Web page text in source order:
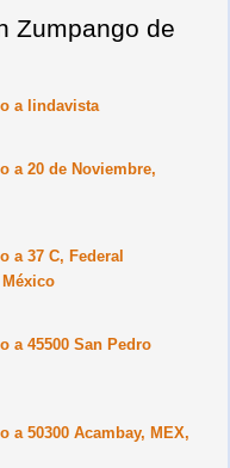
Zumpango de
a lindavista
a 20 de Noviembre,
a 37 C, Federal
a 45500 San Pedro
a 50300 Acambay, MEX,